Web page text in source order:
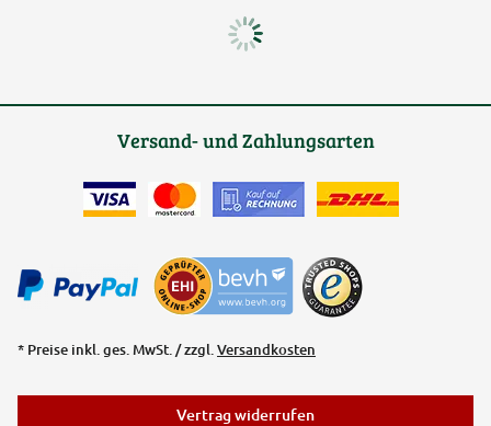
Versand- und Zahlungsarten
* Preise inkl. ges. MwSt. / zzgl. Versandkosten
Vertrag widerrufen